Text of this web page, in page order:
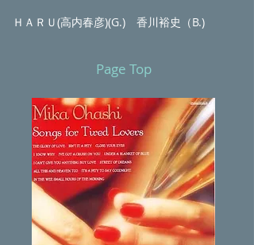
ＨＡＲＵ(高内春彦)(G.) 香川裕史（B.)
Page Top